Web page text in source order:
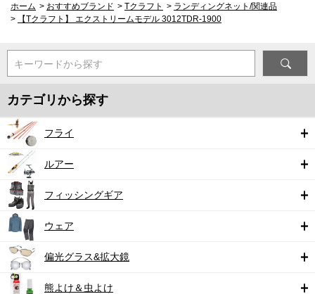
ホーム > おすすめブランド > Tクラフト > ランディングネット/関連品
>
【Tクラフト】 エクストリームモデル 3012TDR-1900
キーワードから探す
カテゴリから探す
フライ
ルアー
フィッシングギア
ウェア
偏光グラス&拡大鏡
熊よけ＆虫よけ